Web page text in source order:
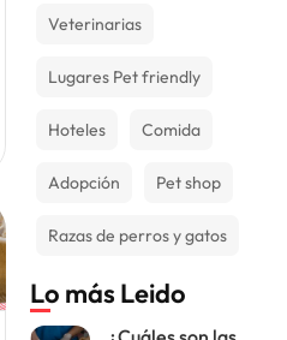
Veterinarias
Lugares Pet friendly
Hoteles Comida
Adopción Pet shop
Razas de perros y gatos
Lo más Leido